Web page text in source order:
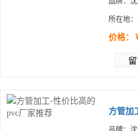
所在地
价格：
方管加